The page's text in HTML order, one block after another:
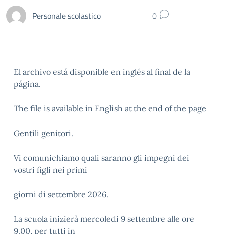
Personale scolastico 0
El archivo está disponible en inglés al final de la
página.
The file is available in English at the end of the page
Gentili genitori.
Vi comunichiamo quali saranno gli impegni dei
vostri figli nei primi
giorni di settembre 2026.
La scuola inizierà mercoledì 9 settembre alle ore
9.00, per tutti in